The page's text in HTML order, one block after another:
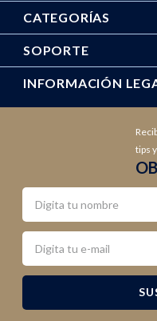
CATEGORÍAS
SOPORTE
INFORMACIÓN
tips
Nombre
Email